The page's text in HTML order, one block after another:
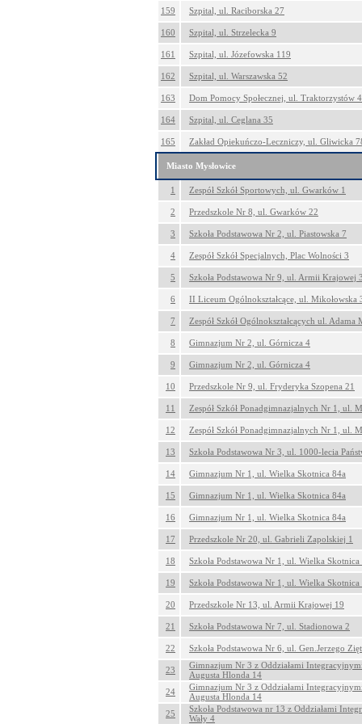
159 Szpital, ul. Raciborska 27
160 Szpital, ul. Strzelecka 9
161 Szpital, ul. Józefowska 119
162 Szpital, ul. Warszawska 52
163 Dom Pomocy Społecznej, ul. Traktorzystów
164 Szpital, ul. Ceglana 35
165 Zakład Opiekuńczo-Leczniczy, ul. Gliwicka
Miasto Mysłowice
1 Zespół Szkół Sportowych, ul. Gwarków 1
2 Przedszkole Nr 8, ul. Gwarków 22
3 Szkoła Podstawowa Nr 2, ul. Piastowska 7
4 Zespół Szkół Specjalnych, Plac Wolności 3
5 Szkoła Podstawowa Nr 9, ul. Armii Krajowej
6 II Liceum Ogólnokształcące, ul. Mikołowska
7 Zespół Szkół Ogólnokształcących ul.
8 Gimnazjum Nr 2, ul. Górnicza 4
9 Gimnazjum Nr 2, ul. Górnicza 4
10 Przedszkole Nr 9, ul. Fryderyka Szopena 21
11 Zespół Szkół Ponadgimnazjalnych Nr 1, ul.
12 Zespół Szkół Ponadgimnazjalnych Nr 1, ul.
13 Szkoła Podstawowa Nr 3, ul. 1000-lecia
14 Gimnazjum Nr 1, ul. Wielka Skotnica 84a
15 Gimnazjum Nr 1, ul. Wielka Skotnica 84a
16 Gimnazjum Nr 1, ul. Wielka Skotnica 84a
17 Przedszkole Nr 20, ul. Gabrieli Zapolskiej 1
18 Szkoła Podstawowa Nr 1, ul. Wielka Skotnica
19 Szkoła Podstawowa Nr 1, ul. Wielka Skotnica
20 Przedszkole Nr 13, ul. Armii Krajowej 19
21 Szkoła Podstawowa Nr 7, ul. Stadionowa 2
22 Szkoła Podstawowa Nr 6, ul. Gen.Jerzego
23
Gimnazjum Nr 3 z Oddziałami
Augusta Hlonda 14
24
Gimnazjum Nr 3 z Oddziałami
Augusta Hlonda 14
25
Szkoła Podstawowa nr 13 z Oddziałami
Wały 4